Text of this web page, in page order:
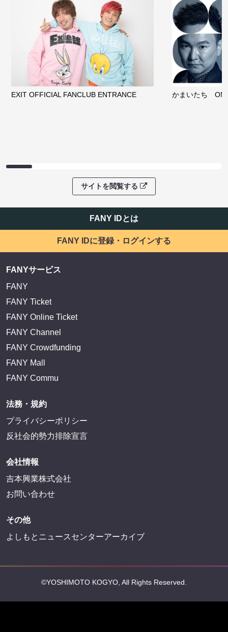
EXIT OFFICIAL FANCLUB ENTRANCE かまいたち
サイトを閲覧する
FANY IDとは
FANY IDに登録・ログインする
FANYサービス
FANY
FANY Ticket
FANY Online Ticket
FANY Channel
FANY Crowdfunding
FANY Mall
FANY Commu
法務・規約
プライバシーポリシー
反社会的勢力排除宣言
会社情報
吉本興業株式会社
お問い合わせ
その他
よしもとニュースセンターアーカイブ
©YOSHIMOTO KOGYO, All Rights Reserved.